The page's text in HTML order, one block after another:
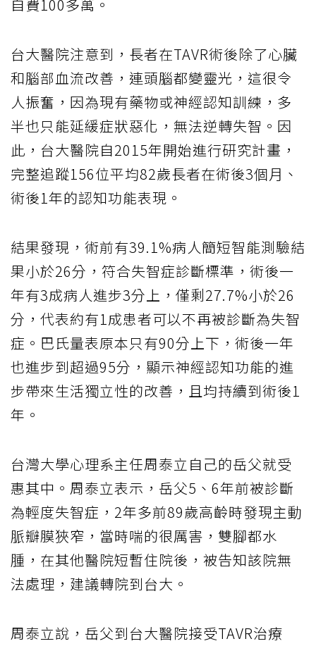
自費100多萬。
台大醫院注意到，長者在TAVR術後除了心臟
和腦部血流改善，連頭腦都變靈光，這很令
人振奮，因為現有藥物或神經認知訓練，多
半也只能延緩症狀惡化，無法逆轉失智。因
此，台大醫院自2015年開始進行研究計畫，
完整追蹤156位平均82歲長者在術後3個月、
術後1年的認知功能表現。
結果發現，術前有39.1%病人簡短智能測驗結
果小於26分，符合失智症診斷標準，術後一
年有3成病人進步3分上，僅剩27.7%小於26
分，代表約有1成患者可以不再被診斷為失智
症。巴氏量表原本只有90分上下，術後一年
也進步到超過95分，顯示神經認知功能的進
步帶來生活獨立性的改善，且均持續到術後1
年。
台灣大學心理系主任周泰立自己的岳父就受
惠其中。周泰立表示，岳父5、6年前被診斷
為輕度失智症，2年多前89歲高齡時發現主動
脈瓣膜狹窄，當時喘的很厲害，雙腳都水
腫，在其他醫院短暫住院後，被告知該院無
法處理，建議轉院到台大。
周泰立說，岳父到台大醫院接受TAVR治療